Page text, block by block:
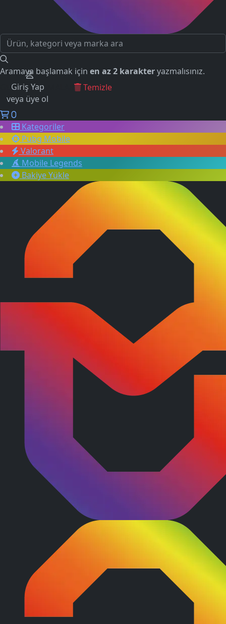
Aramaya başlamak için en az 2 karakteryazmalısınız.
GEÇMİŞ ARAMALAR
Temizle
Giriş Yap
veya üye ol
0
Kategoriler
Pubg Mobile
Valorant
Mobile Legends
Bakiye Yükle